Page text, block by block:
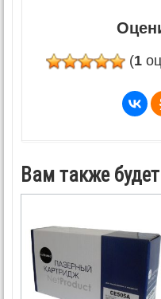
(1
Вам также